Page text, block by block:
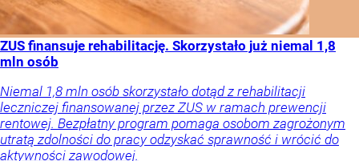
ZUS finansuje rehabilitację. Skorzystało już niemal 1,8
mln osób
Niemal 1,8 mln osób skorzystało dotąd z rehabilitacji
leczniczej finansowanej przez ZUS w ramach prewencji
rentowej. Bezpłatny program pomaga osobom zagrożonym
utratą zdolności do pracy odzyskać sprawność i wrócić do
aktywności zawodowej.